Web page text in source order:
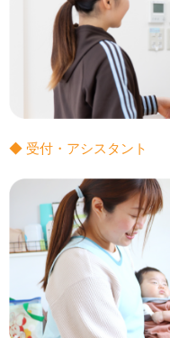
◆ 受付・アシスタント